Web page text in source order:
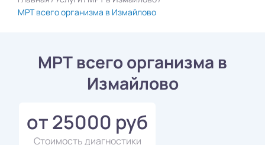
МРТ всего организма в Измайлово
МРТ всего организма в
Измайлово
от 25000 руб
Стоимость диагностики